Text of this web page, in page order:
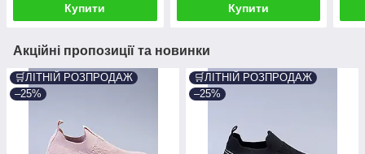
Купити Купити
Акційні пропозиції та новинки
🛒ЛІТНІЙ РОЗПРОДАЖ
–25%
🛒ЛІТНІЙ РОЗПРОДАЖ
–25%